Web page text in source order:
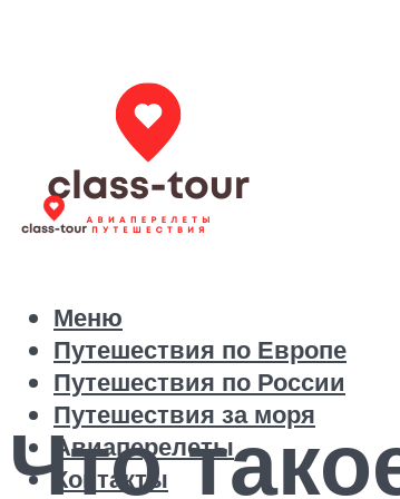
Путешествия по Европе
Путешествия по России
Путешествия за моря
Авиаперелеты
Контакты
Меню
Что